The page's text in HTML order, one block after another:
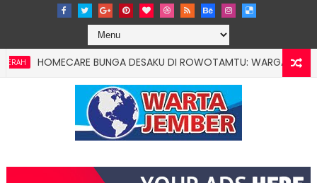
HOMECARE BUNGA DESAKU DI ROWOTAMTU: WARGAMISKIN